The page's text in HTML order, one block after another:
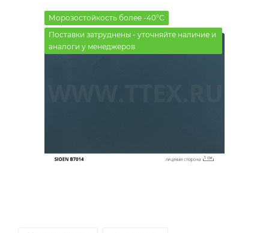
Морозостойкость более -40°С
Поставки затруднены - уточняйте наличие и
аналоги у менеджеров